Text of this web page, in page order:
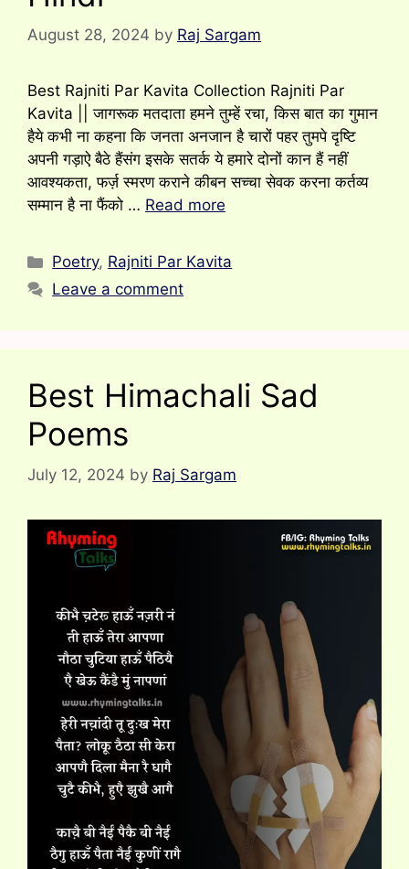
August 28, 2024 by Raj Sargam
Best Rajniti Par Kavita Collection Rajniti Par
Kavita || जागरूक मतदाता हमने तुम्हें रचा, किस बात का गुमान
हैये कभी ना कहना कि जनता अनजान है चारों पहर तुमपे दृष्टि
अपनी गड़ाऐ बैठे हैंसंग इसके सतर्क ये हमारे दोनों कान हैं नहीं
आवश्यकता, फर्ज़ स्मरण कराने कीबन सच्चा सेवक करना कर्तव्य
सम्मान है ना फैंको … Read more
Categories
Poetry, Rajniti Par Kavita
Leave a comment
Best Himachali Sad
Poems
July 12, 2024 by Raj Sargam